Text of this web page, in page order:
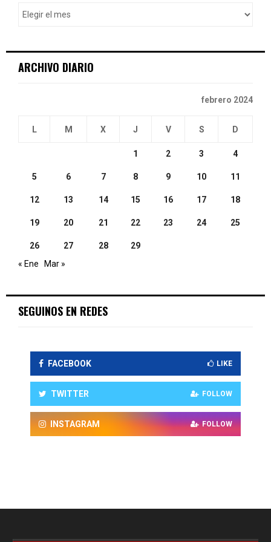
ARCHIVO DIARIO
febrero 2024
L M X J V S D
1 2 3 4
5 6 7 8 9 10 11
12 13 14 15 16 17 18
19 20 21 22 23 24 25
26 27 28
29
« Ene
Mar »
SEGUINOS EN REDES
FACEBOOK LIKE
TWITTER FOLLOW
INSTAGRAM FOLLOW